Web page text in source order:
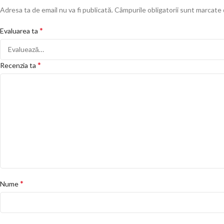
Adresa ta de email nu va fi publicată. Câmpurile obligatorii sunt marcate
Evaluarea ta *
Recenzia ta *
Nume*